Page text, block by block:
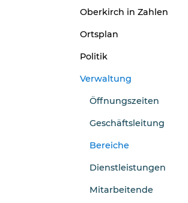
Oberkirch in Zahlen
Ortsplan
Politik
Verwaltung
Öffnungszeiten
Geschäftsleitung
Bereiche
(ausgewählt)
Dienstleistungen
Mitarbeitende